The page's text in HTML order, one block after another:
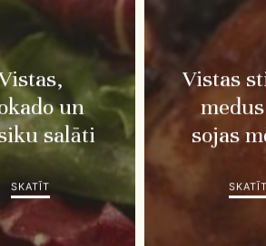
un
salāti
SKATĪT
Vistas
sojas
SKATĪT